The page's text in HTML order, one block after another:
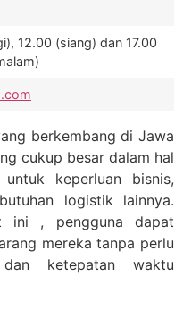
12.00 (siang) dan 17.00
berkembang di Jawa
cukup besar dalam hal
keperluan bisnis,
logistik lainnya.
ini , pengguna dapat
mereka tanpa perlu
ketepatan waktu